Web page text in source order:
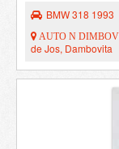
BMW 318 1993
AUTO N
de Jos, Dambovita